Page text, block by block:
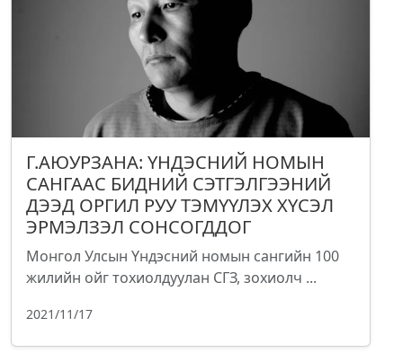
Г.АЮУРЗАНА: ҮНДЭСНИЙ НОМЫН
САНГААС БИДНИЙ СЭТГЭЛГЭЭНИЙ
ДЭЭД ОРГИЛ РУУ ТЭМҮҮЛЭХ ХҮСЭЛ
ЭРМЭЛЗЭЛ СОНСОГДДОГ
Монгол Улсын Үндэсний номын сангийн 100
жилийн ойг тохиолдуулан СГЗ, зохиолч ...
2021/11/17